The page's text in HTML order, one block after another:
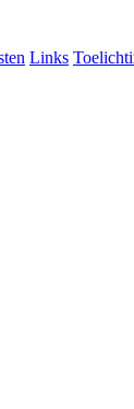
Links